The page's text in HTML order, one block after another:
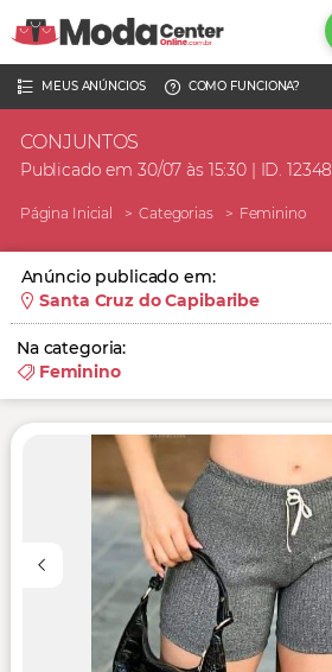
MEUS ANÚNCIOS
COMO FUNCIONA?
CONJUNTOS
Publicado em 30/07 às 15:30 | ID. 12348
Página Inicial Categorias Feminino
Anúncio publicado em:
Santa Cruz do Capibaribe
Na categoria:
Feminino